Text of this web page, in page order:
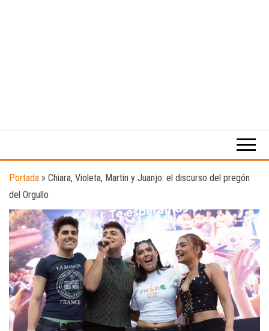
digital
el
deporte y
música.
Portada » Chiara, Violeta, Martin y Juanjo: el discurso del pregón
del Orgullo